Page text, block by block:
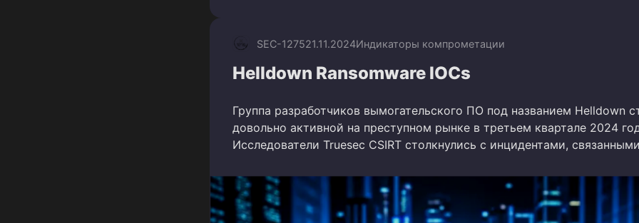
SEC-127521.11.2024Индикаторы компрометации
Helldown Ransomware IOCs
Группа разработчиков вымогательского ПО под названием Helldown
довольно активной на преступном рынке в третьем квартале 2024
Исследователи Truesec CSIRT столкнулись с инцидентами, связанными